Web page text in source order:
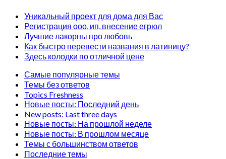
Уникальный проект для дома для Вас
Регистрация ооо, ип, внесение егрюл
Лучшие лакорны про любовь
Как быстро перевести названия в латиницу?
Здесь колодки по отличной цене
Самые популярные темы
Темы без ответов
Topics Freshness
Новые посты: Последний день
New posts: Last three days
Новые посты: На прошлой неделе
Новые посты: В прошлом месяце
Темы с большинством ответов
Последние темы